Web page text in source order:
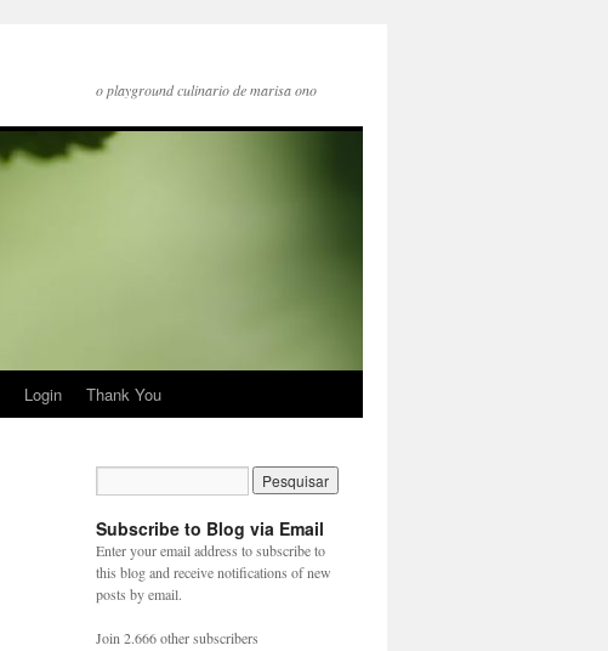
o playground culinario de marisa ono
Login Thank You
Subscribe to Blog via Email
Enter your email address to subscribe to
this blog and receive notifications of new
posts by email.
Join 2.666 other subscribers